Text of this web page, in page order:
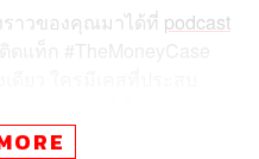
ราวของคุณมาได้ที่ podcast